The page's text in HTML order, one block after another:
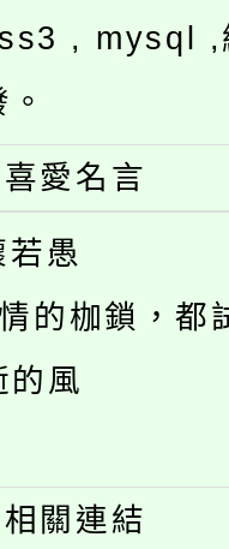
, mysql ,
喜愛名言
愚
的枷鎖，都
的風
相關連結